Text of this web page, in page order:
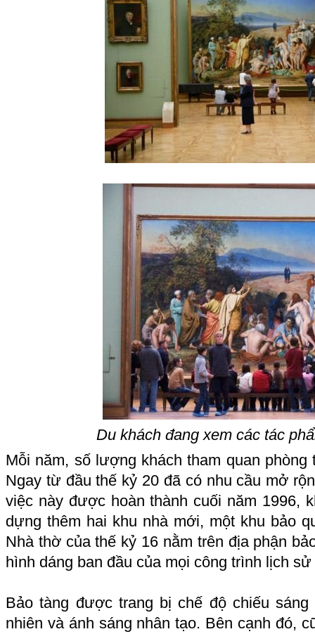
Du khách đang xem các tác
Mỗi năm, số lượng khách tham quan phòng
Ngay từ đầu thế kỷ 20 đã có nhu cầu mở
việc này được hoàn thành cuối năm 1996,
dựng thêm hai khu nhà mới, một khu bảo
Nhà thờ của thế kỷ 16 nằm trên địa phận
hình dáng ban đầu của mọi công trình lịch
Bảo tàng được trang bị chế độ chiếu
nhiên và ánh sáng nhân tạo. Bên cạnh đó,